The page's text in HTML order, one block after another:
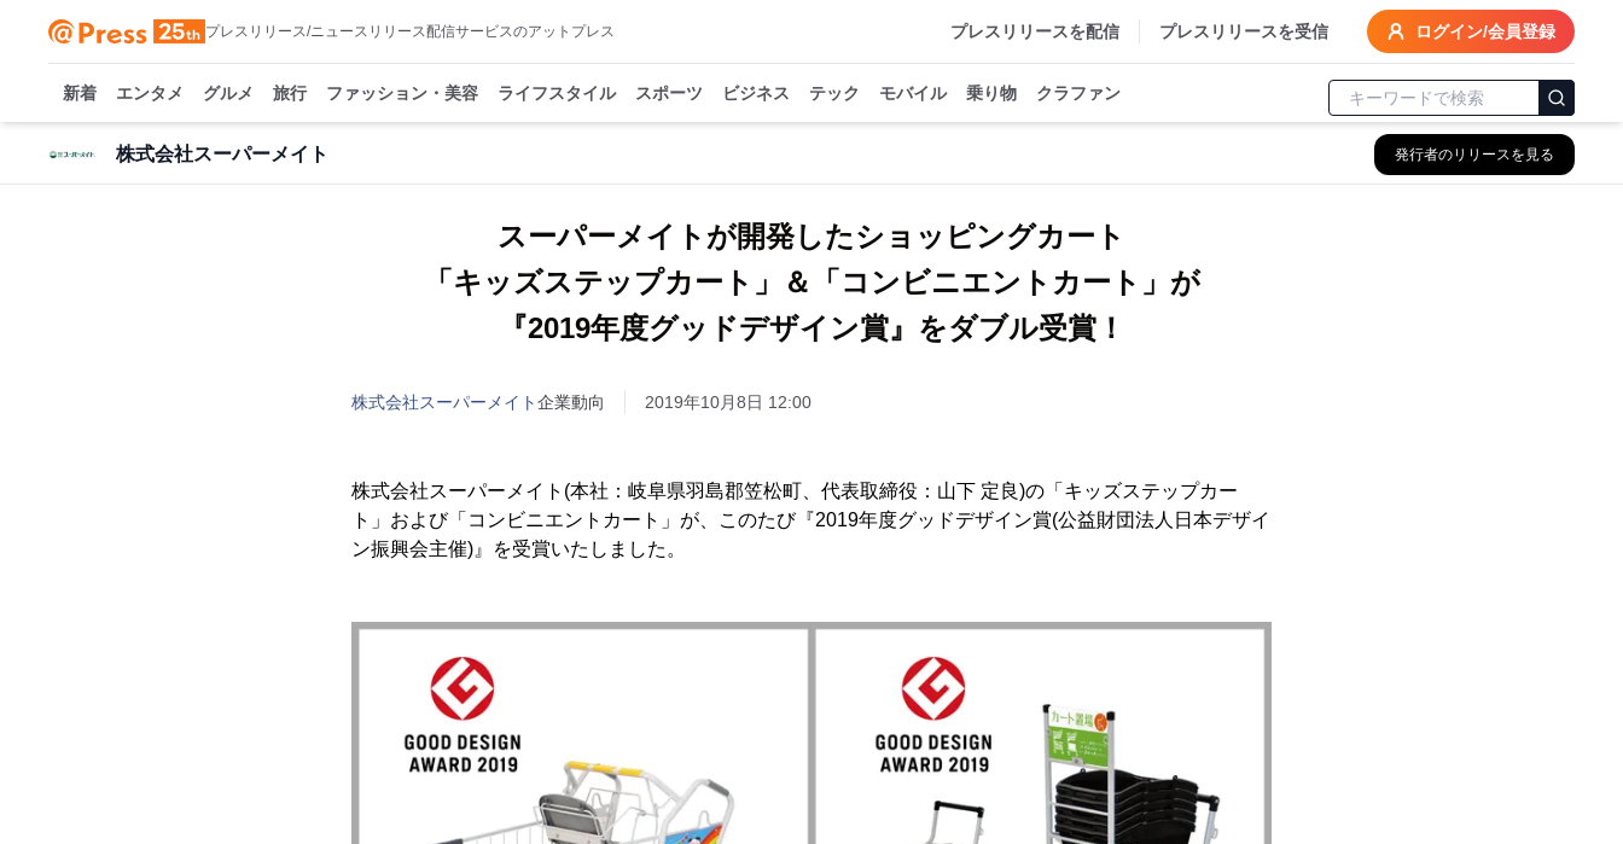
プレスリリース/ニュースリリース配信サービスのアットプレス プレスリリースを配信 プレスリリースを受信 ログイン/会員登録
新着 エンタメ グルメ 旅行 ファッション・美容 ライフスタイル スポーツ ビジネス テック モバイル 乗り物 クラファン
株式会社スーパーメイト 発行者のリリースを見る
スーパーメイトが開発したショッピングカート
「キッズステップカート」＆「コンビニエントカート」が
『2019年度グッドデザイン賞』をダブル受賞！
株式会社スーパーメイト企業動向 2019年10月8日 12:00
株式会社スーパーメイト(本社：岐阜県羽島郡笠松町、代表取締役：山下 定良)の「キッズステップカー
ト」および「コンビニエントカート」が、このたび『2019年度グッドデザイン賞(公益財団法人日本デザイ
ン振興会主催)』を受賞いたしました。